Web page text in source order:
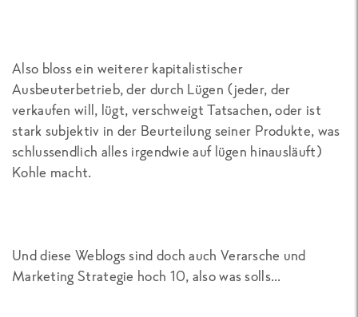
Also bloss ein weiterer kapitalistischer
Ausbeuterbetrieb, der durch Lügen (jeder, der
verkaufen will, lügt, verschweigt Tatsachen, oder ist
stark subjektiv in der Beurteilung seiner Produkte, was
schlussendlich alles irgendwie auf lügen hinausläuft)
Kohle macht.
Und diese Weblogs sind doch auch Verarsche und
Marketing Strategie hoch 10, also was solls...